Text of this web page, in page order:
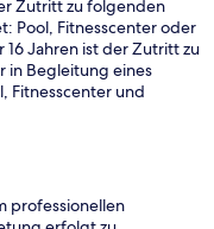
Zutritt zu folgenden
Pool, Fitnesscenter oder
16 Jahren ist der Zutritt zu
in Begleitung eines
Fitnesscenter und
professionellen